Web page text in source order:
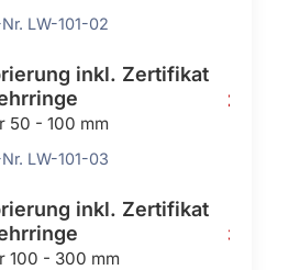
LW-101-02
inkl. Zertifikat
50 - 100 mm
29,40
LW-101-03
inkl. Zertifikat
100 - 300 mm
38,50